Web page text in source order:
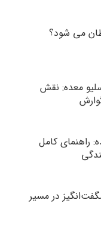
می شود؟
معده: نقش
راهنمای کامل
در مسیر